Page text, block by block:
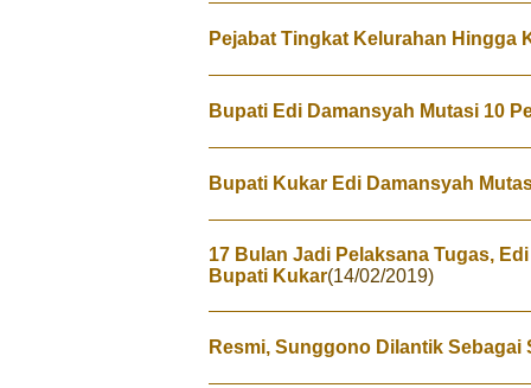
Pejabat Tingkat Kelurahan Hingga
Bupati Edi Damansyah Mutasi 10
Bupati Kukar Edi Damansyah
17 Bulan Jadi Pelaksana Tugas,
Bupati Kukar(14/02/2019)
Resmi, Sunggono Dilantik Sebagai